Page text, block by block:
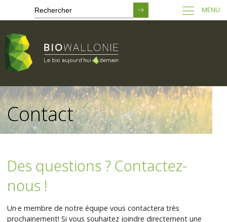
Passer
au
contenu
principal
MENU
Contact
Des questions ? Contactez-
nous !
Un·e membre de notre équipe vous contactera très
prochainement! Si vous souhaitez joindre directement une